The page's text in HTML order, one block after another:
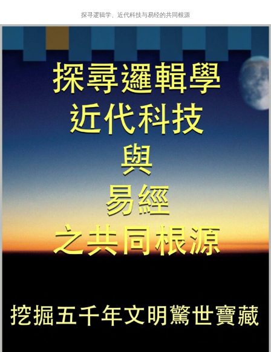
探寻逻辑学、近代科技与易经的共同根源